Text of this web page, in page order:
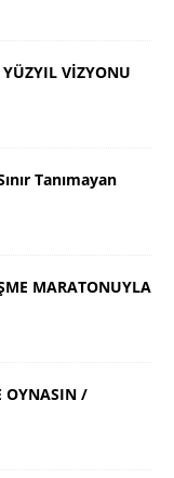
VİZYONU
Tanımayan
MARATONUYLA
OYNASIN /